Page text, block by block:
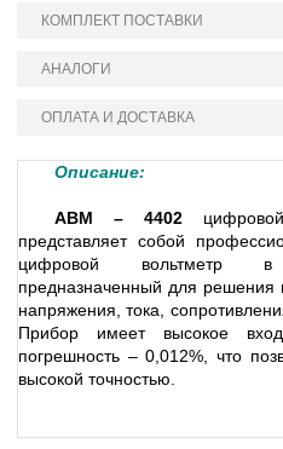
КОМПЛЕКТ ПОСТАВКИ
АНАЛОГИ
ОПЛАТА И ДОСТАВКА
Описание:
АВМ – 4402
представляет собой
цифровой вольтметр в
предназначенный для решения
напряжения, тока,
Прибор имеет высокое
погрешность – 0,012%, что
высокой точностью.